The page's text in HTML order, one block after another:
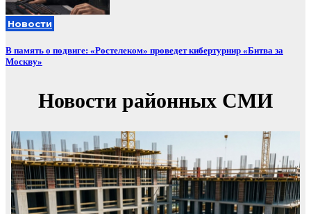
Новости
В память о подвиге: «Ростелеком» проведет кибертурнир «Битва за
Москву»